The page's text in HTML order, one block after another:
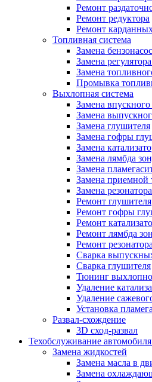
Ремонт
Ремонт редуктора
Ремонт
Топливная система
Замена
Замена
Замена
Промывка
Выхлопная система
Замена впускного
Замена
Замена глушителя
Замена гофры
Замена
Замена лямбда
Замена
Замена приемной
Замена резонатора
Ремонт глушителя
Ремонт гофры
Ремонт
Ремонт лямбда
Ремонт резонатора
Сварка
Сварка глушителя
Тюнинг
Удаление
Удаление
Установка
Развал-схождение
3D сход-развал
Техобслуживание
Замена жидкостей
Замена масла в
Замена